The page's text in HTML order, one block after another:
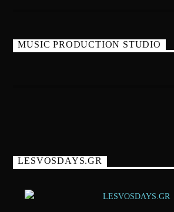
MUSIC PRODUCTION STUDIO
LESVOSDAYS.GR